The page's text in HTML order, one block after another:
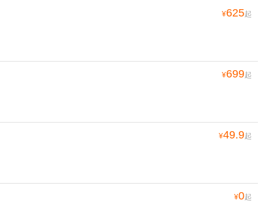
¥625起
¥699起
¥49.9起
¥0起